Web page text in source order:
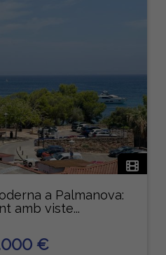
a Palmanova:
amb viste...
€